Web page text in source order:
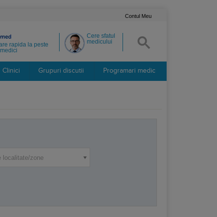
Contul Meu
Cere sfatul
medicului
rapida la peste
Clinici Grupuri discutii Programari medic
localitate/zone